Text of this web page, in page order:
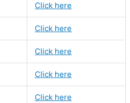
Click here
Click here
Click here
Click here
Click here